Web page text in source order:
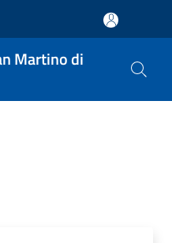
Martino di